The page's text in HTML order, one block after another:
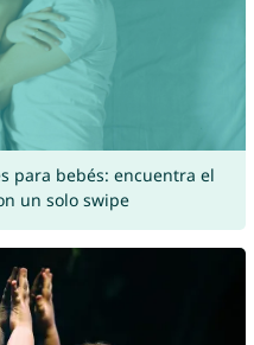
para bebés: encuentra el
un solo swipe